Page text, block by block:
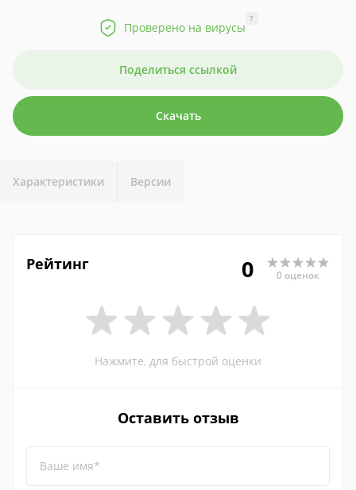
Проверено на вирусы
?
Поделиться ссылкой
Скачать
Характеристики Версии
Рейтинг 0 0 оценок
Нажмите, для быстрой оценки
Оставить отзыв
Ваше имя*